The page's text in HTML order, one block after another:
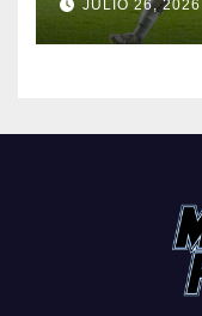
JULIO 26, 2026